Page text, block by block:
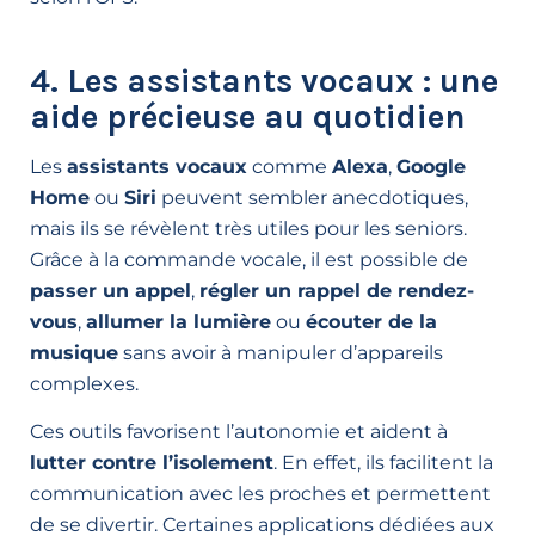
4. Les assistants vocaux : une
aide précieuse au quotidien
Les assistants vocaux comme Alexa, Google
Home ou Siri peuvent sembler anecdotiques,
mais ils se révèlent très utiles pour les seniors.
Grâce à la commande vocale, il est possible de
passer un appel, régler un rappel de rendez-
vous, allumer la lumière ou écouter de la
musique sans avoir à manipuler d’appareils
complexes.
Ces outils favorisent l’autonomie et aident à
lutter contre l’isolement. En effet, ils facilitent la
communication avec les proches et permettent
de se divertir. Certaines applications dédiées aux